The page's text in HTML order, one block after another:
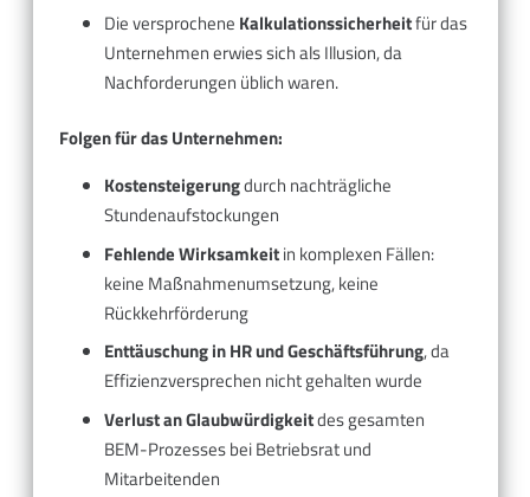
Die versprochene Kalkulationssicherheitfür das
Unternehmen erwies sich als Illusion, da
Nachforderungen üblich waren.
Folgen für das Unternehmen:
Kostensteigerungdurch nachträgliche
Stundenaufstockungen
Fehlende Wirksamkeitin komplexen Fällen:
keine Maßnahmenumsetzung, keine
Rückkehrförderung
Enttäuschung in HR und Geschäftsführung, da
Effizienzversprechen nicht gehalten wurde
Verlust an Glaubwürdigkeitdes gesamten
BEM-Prozesses bei Betriebsrat und
Mitarbeitenden